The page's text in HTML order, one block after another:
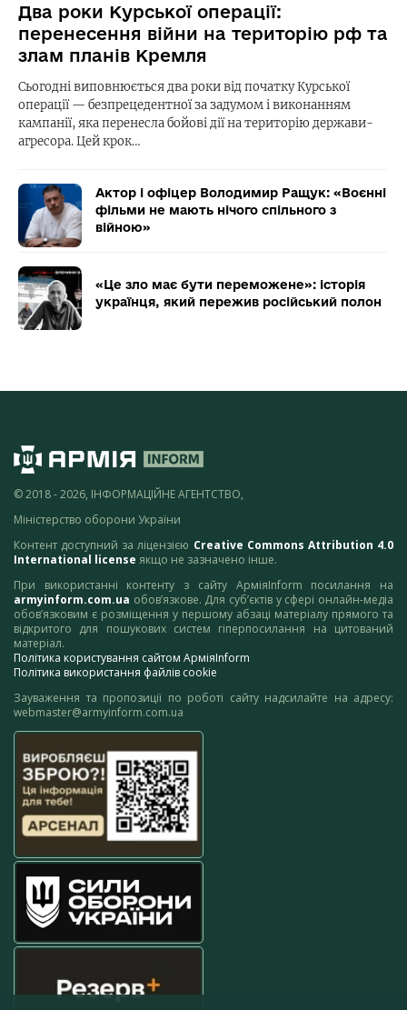
Два роки Курської операції:
перенесення війни на територію рф та
злам планів Кремля
Сьогодні виповнюється два роки від початку Курської
операції — безпрецедентної за задумом і виконанням
кампанії, яка перенесла бойові дії на територію держави-
агресора. Цей крок…
Актор і офіцер Володимир Ращук: «Воєнні
фільми не мають нічого спільного з
війною»
«Це зло має бути переможене»: історія
українця, який пережив російський полон
© 2018 - 2026, ІНФОРМАЦІЙНЕ АГЕНТСТВО,
Міністерство оборони України
Контент доступний за ліцензією Creative Commons Attribution 4.0
International license якщо не зазначено інше.
При використанні контенту з сайту АрміяInform посилання на
armyinform.com.ua обов’язкове. Для суб’єктів у сфері онлайн-медіа
обов’язковим є розміщення у першому абзаці матеріалу прямого та
відкритого для пошукових систем гіперпосилання на цитований
матеріал.
Політика користування сайтом АрміяInform
Політика використання файлів cookie
Зауваження та пропозиції по роботі сайту надсилайте на адресу:
webmaster@armyinform.com.ua